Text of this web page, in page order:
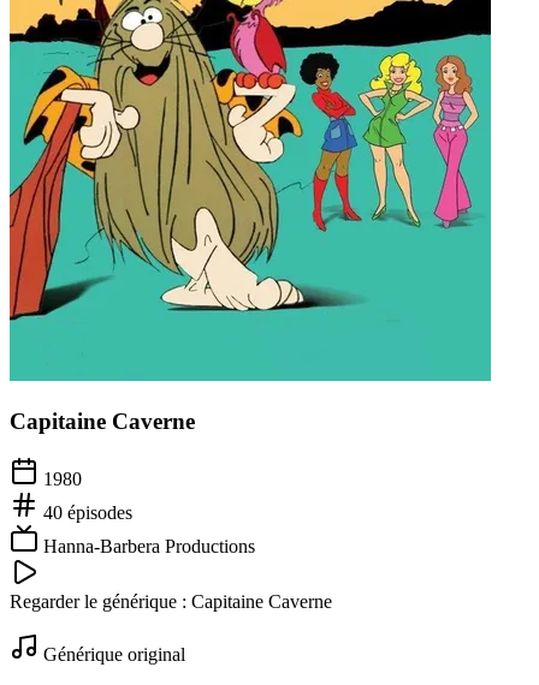
Capitaine Caverne
1980
40 épisodes
Hanna-Barbera Productions
Regarder le générique : Capitaine Caverne
Générique original